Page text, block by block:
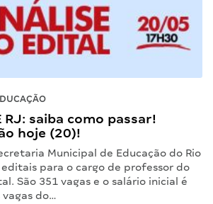
RJ: saiba como passar!
hoje (20)!
Municipal de Educação do Rio
para o cargo de professor do
São 351 vagas e o salário inicial é
vagas do…